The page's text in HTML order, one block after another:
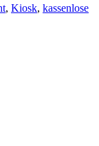
, Kiosk, kassenlose